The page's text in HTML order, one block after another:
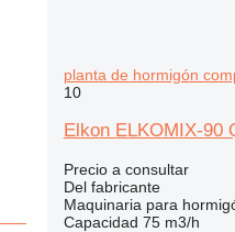
planta de hormigón
10
Elkon ELKOMIX-90
Precio a consultar
Del fabricante
Maquinaria para
Capacidad 75 m3/h